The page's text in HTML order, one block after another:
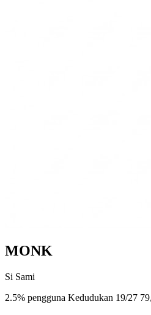
MONK
Si Sami
2.5% pengguna Kedudukan 19/27